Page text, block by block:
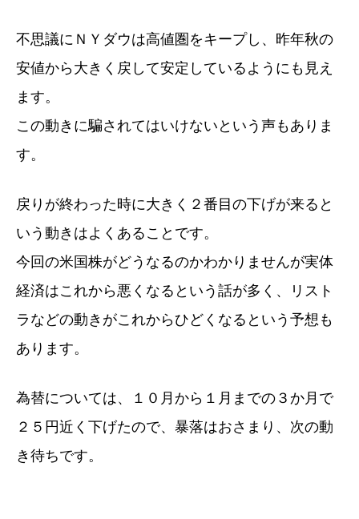
不思議にＮＹダウは高値圏をキープし、昨年秋の
安値から大きく戻して安定しているようにも見え
ます。
この動きに騙されてはいけないという声もありま
す。
戻りが終わった時に大きく２番目の下げが来ると
いう動きはよくあることです。
今回の米国株がどうなるのかわかりませんが実体
経済はこれから悪くなるという話が多く、リスト
ラなどの動きがこれからひどくなるという予想も
あります。
為替については、１０月から１月までの３か月で
２５円近く下げたので、暴落はおさまり、次の動
き待ちです。